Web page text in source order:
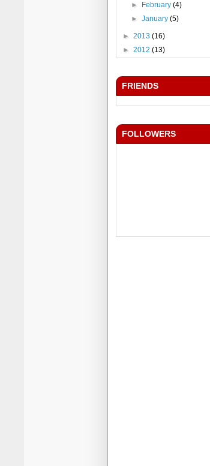
►
February (4)
► January (5)
► 2013 (16)
► 2012 (13)
FRIENDS
FOLLOWERS